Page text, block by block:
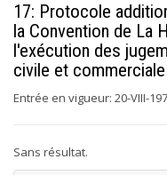
17: Protocole
la Convention de La
l'exécution des
civile et commerciale
Entrée en vigueur: 20-VIII-
Sans résultat.